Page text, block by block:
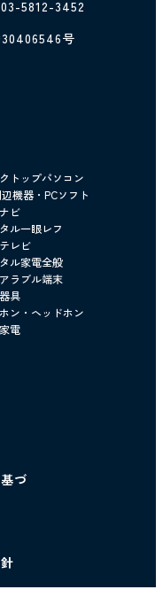
5812-3452
号
トップパソコン
機器・PCソフト
ビ
ル一眼レフ
レビ
ル家電全般
ラブル端末
具
ン・ヘッドホン
電
づ